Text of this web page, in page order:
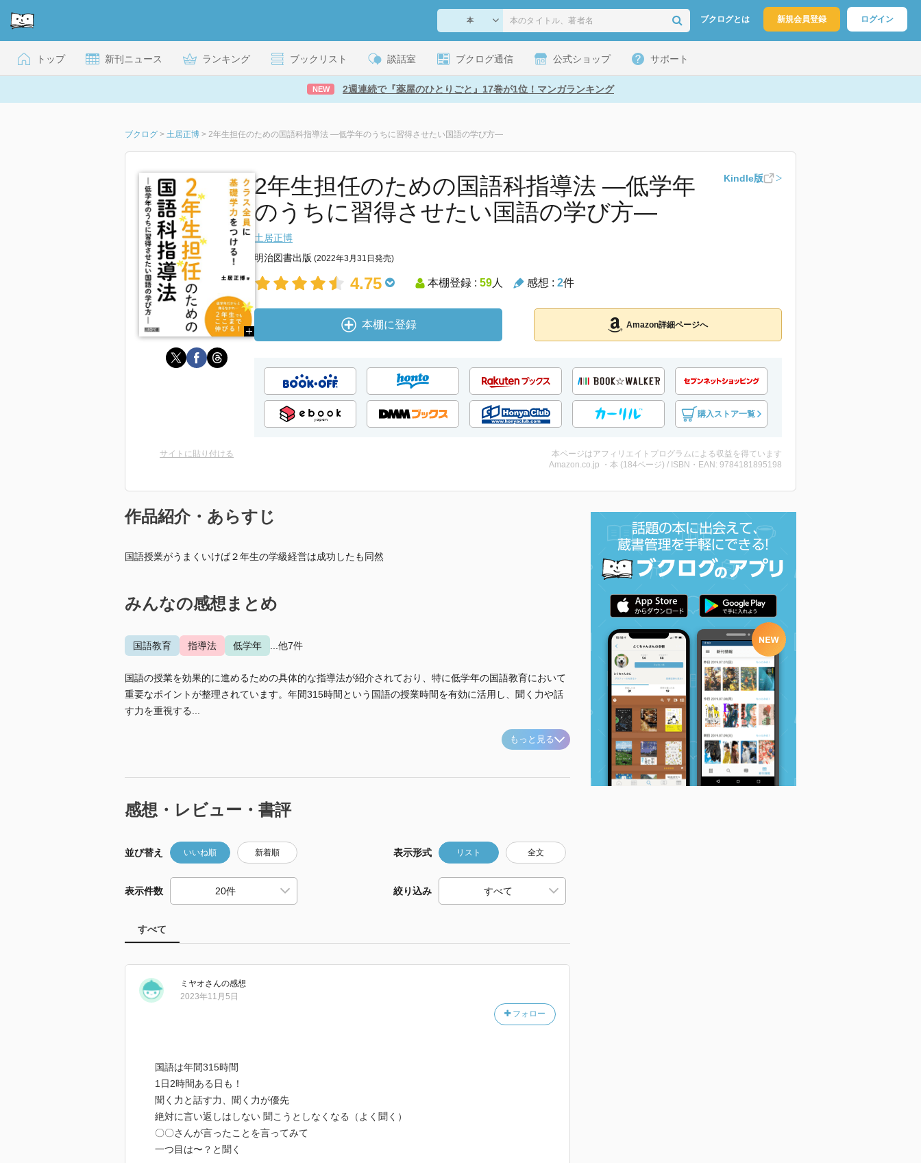
ブクログとは 新規会員登録 ログイン
トップ 新刊ニュース ランキング ブックリスト 談話室 ブクログ通信 公式ショップ サポート
NEW 2週連続で『薬屋のひとりごと』17巻が1位！マンガランキング
ブクログ > 土居正博 > 2年生担任のための国語科指導法 ―低学年のうちに習得させたい国語の学び方―
2年生担任のための国語科指導法 ―低学年
のうちに習得させたい国語の学び方―
Kindle版
土居正博
明治図書出版 (2022年3月31日発売)
4.75 本棚登録 : 59人 感想 : 2件
本棚に登録 Amazon詳細ページへ
購入ストア一覧
サイトに貼り付ける
本ページはアフィリエイトプログラムによる収益を得ています
Amazon.co.jp ・本 (184ページ) / ISBN・EAN: 9784181895198
作品紹介・あらすじ
国語授業がうまくいけば２年生の学級経営は成功したも同然
みんなの感想まとめ
国語教育 指導法 低学年 ...他7件
国語の授業を効果的に進めるための具体的な指導法が紹介されており、特に低学年の国語教育において
重要なポイントが整理されています。年間315時間という国語の授業時間を有効に活用し、聞く力や話
す力を重視する...
もっと見る
感想・レビュー・書評
並び替え いいね順 新着順 表示形式 リスト 全文
表示件数 絞り込み
すべて
ミヤオさんの感想
フォロー
2023年11月5日
国語は年間315時間
1日2時間ある日も！
聞く力と話す力、聞く力が優先
絶対に言い返しはしない 聞こうとしなくなる（よく聞く）
〇〇さんが言ったことを言ってみて
一つ目は〜？と聞く